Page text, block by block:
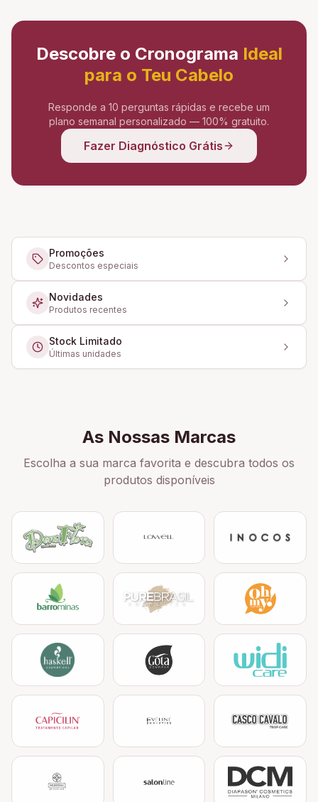
Descobre o Cronograma Ideal
para o Teu Cabelo
Responde a 10 perguntas rápidas e recebe um
plano semanal personalizado — 100% gratuito.
Fazer Diagnóstico Grátis
Promoções
Descontos especiais
Novidades
Produtos recentes
Stock Limitado
Últimas unidades
As Nossas Marcas
Escolha a sua marca favorita e descubra todos os
produtos disponíveis